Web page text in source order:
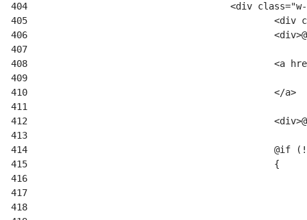
404
405
406
407
408
409
410
411
412
413
414
415
416
417
418